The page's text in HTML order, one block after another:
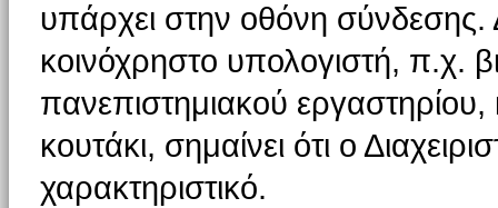
υπάρχει στην οθόνη σύνδεσης.
κοινόχρηστο υπολογιστή, π.χ.
πανεπιστημιακού
κουτάκι, σημαίνει ότι ο
χαρακτηριστικό.